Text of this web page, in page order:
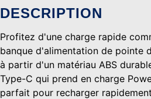
DESCRIPTION
Profitez d'une charge rapide
banque d'alimentation de pointe
à partir d'un matériau ABS
Type-C qui prend en charge
parfait pour recharger